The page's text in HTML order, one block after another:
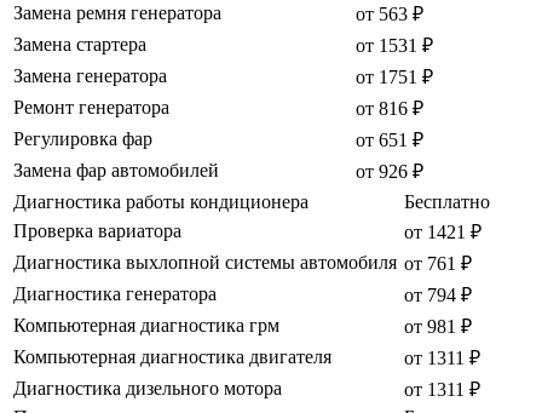
Замена ремня генератора
от 563 ₽
Замена стартера
от 1531 ₽
Замена генератора
от 1751 ₽
Ремонт генератора
от 816 ₽
Регулировка фар
от 651 ₽
Замена фар автомобилей
от 926 ₽
Диагностика работы кондиционера
Бесплатно
Проверка вариатора
от 1421 ₽
Диагностика выхлопной системы автомобиля от 761 ₽
Диагностика генератора
от 794 ₽
Компьютерная диагностика грм
от 981 ₽
Компьютерная диагностика двигателя
от 1311 ₽
Диагностика дизельного мотора
от 1311 ₽